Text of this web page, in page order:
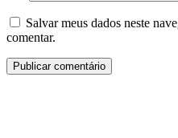
Salvar meus dados neste
comentar.